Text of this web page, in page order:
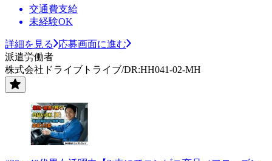
交通費支給
未経験OK
詳細を見る
応募画面に進む
派遣労働者
株式会社ドライブトライブ/DR:HH041-02-MH